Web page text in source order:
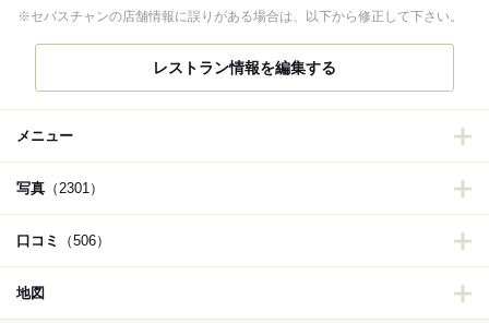
※セバスチャンの店舗情報に誤りがある場合は、以下から修正して下さい。
レストラン情報を編集する
メニュー
写真 （2301）
口コミ （506）
地図